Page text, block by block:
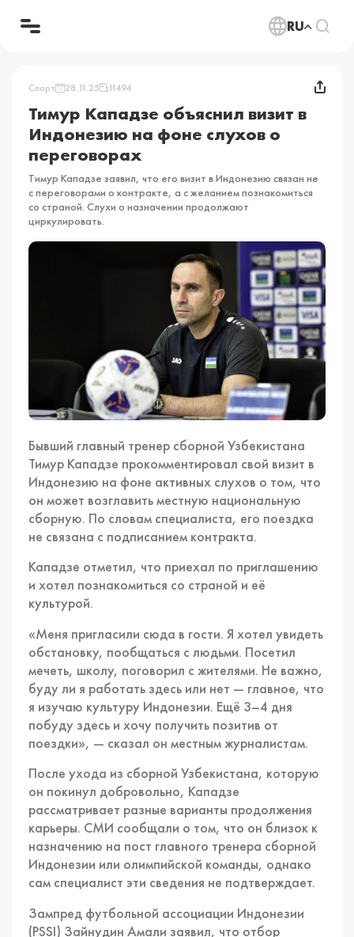
RU
Спорт 28.11.25 11494
Тимур Кападзе объяснил визит в
Индонезию на фоне слухов о
переговорах
Тимур Кападзе заявил, что его визит в Индонезию связан не
с переговорами о контракте, а с желанием познакомиться
со страной. Слухи о назначении продолжают
циркулировать.
Бывший главный тренер сборной Узбекистана
Тимур Кападзе прокомментировал свой визит в
Индонезию на фоне активных слухов о том, что
он может возглавить местную национальную
сборную. По словам специалиста, его поездка
не связана с подписанием контракта.
Кападзе отметил, что приехал по приглашению
и хотел познакомиться со страной и её
культурой.
«Меня пригласили сюда в гости. Я хотел увидеть
обстановку, пообщаться с людьми. Посетил
мечеть, школу, поговорил с жителями. Не важно,
буду ли я работать здесь или нет — главное, что
я изучаю культуру Индонезии. Ещё 3–4 дня
побуду здесь и хочу получить позитив от
поездки», — сказал он местным журналистам.
После ухода из сборной Узбекистана, которую
он покинул добровольно, Кападзе
рассматривает разные варианты продолжения
карьеры. СМИ сообщали о том, что он близок к
назначению на пост главного тренера сборной
Индонезии или олимпийской команды, однако
сам специалист эти сведения не подтверждает.
Зампред футбольной ассоциации Индонезии
(PSSI) Зайнудин Амали заявил, что отбор